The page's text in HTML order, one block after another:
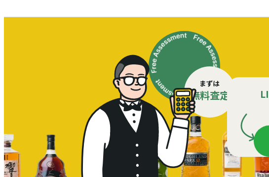
まずは
無料査定